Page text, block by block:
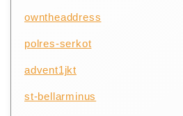
owntheaddress
polres-serkot
advent1jkt
st-bellarminus